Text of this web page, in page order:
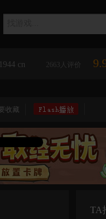
cn 2663 人评价
收藏
TA